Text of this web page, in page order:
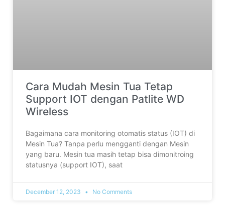
Cara Mudah Mesin Tua Tetap
Support IOT dengan Patlite WD
Wireless
Bagaimana cara monitoring otomatis status (IOT) di
Mesin Tua? Tanpa perlu mengganti dengan Mesin
yang baru. Mesin tua masih tetap bisa dimonitroing
statusnya (support IOT), saat
December 12, 2023 No Comments